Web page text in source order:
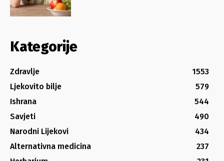
Kategorije
Zdravlje
1553
Ljekovito bilje
579
Ishrana
544
Savjeti
490
Narodni Lijekovi
434
Alternativna medicina
237